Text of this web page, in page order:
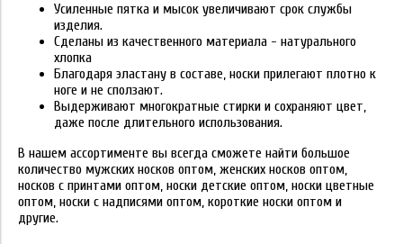
Усиленные пятка и мысок увеличивают срок службы
изделия.
Сделаны из качественного материала - натурального
хлопка
Благодаря эластану в составе, носки прилегают плотно к
ноге и не сползают.
Выдерживают многократные стирки и сохраняют цвет,
даже после длительного использования.
В нашем ассортименте вы всегда сможете найти большое
количество мужских носков оптом, женских носков оптом,
носков с принтами оптом, носки детские оптом, носки цветные
оптом, носки с надписями оптом, короткие носки оптом и
другие.